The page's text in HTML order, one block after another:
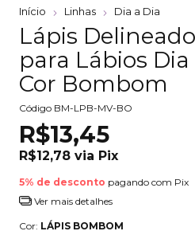
Início Linhas Dia a Dia
Lápis
para Lábios
Cor Bombom
Código BM-LPB-MV-BO
R$13,45
R$12,78 via Pix
5% de desconto pagando com Pix
Ver mais detalhes
Cor: LÁPIS BOMBOM